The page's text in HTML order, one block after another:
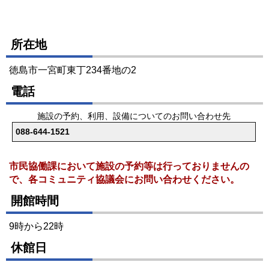
所在地
徳島市一宮町東丁234番地の2
電話
施設の予約、利用、設備についてのお問い合わせ先
088-644-1521
市民協働課において施設の予約等は行っておりませんの
で、各コミュニティ協議会にお問い合わせください。
開館時間
9時から22時
休館日